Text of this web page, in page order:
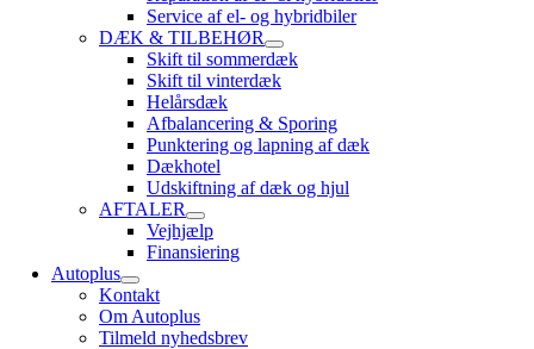
Service af el- og hybridbiler
DÆK & TILBEHØR
Skift til sommerdæk
Skift til vinterdæk
Helårsdæk
Afbalancering & Sporing
Punktering og lapning af dæk
Dækhotel
Udskiftning af dæk og hjul
AFTALER
Vejhjælp
Finansiering
Autoplus
Kontakt
Om Autoplus
Tilmeld nyhedsbrev